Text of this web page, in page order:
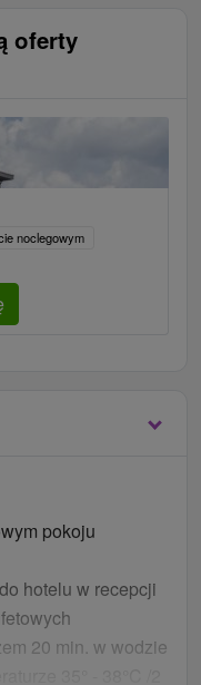
oferty
noclegowym
pokoju
hotelu w recepcji
20 min. w wodzie